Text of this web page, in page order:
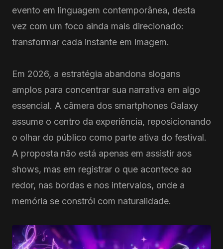
evento em linguagem contemporânea, desta
vez com um foco ainda mais direcionado:
transformar cada instante em imagem.
Em 2026, a estratégia abandona slogans
amplos para concentrar sua narrativa em algo
essencial. A câmera dos smartphones Galaxy
assume o centro da experiência, reposicionando
o olhar do público como parte ativa do festival.
A proposta não está apenas em assistir aos
shows, mas em registrar o que acontece ao
redor, nas bordas e nos intervalos, onde a
memória se constrói com naturalidade.